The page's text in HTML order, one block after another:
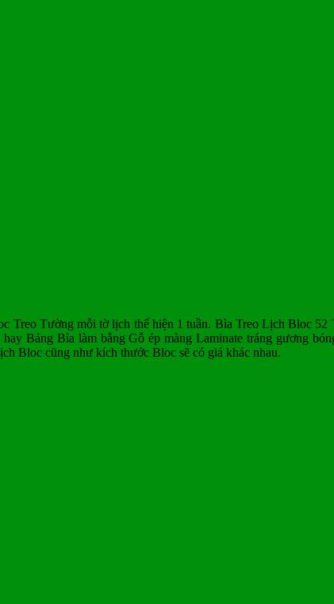
Treo Tường mỗi tờ lịch thể hiện 1 tuần. Bìa Treo Lịch Bloc 52
Bảng Bìa làm bằng Gỗ ép màng Laminate tráng gương
Bloc cũng như kích thước Bloc sẽ có giá khác nhau.